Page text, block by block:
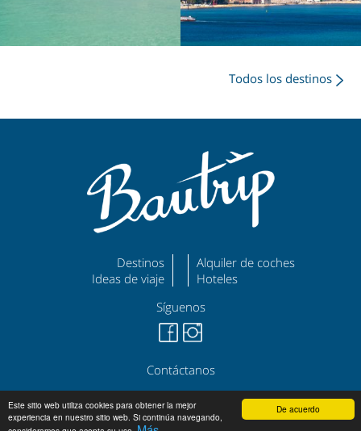
De acuerdo
Este sitio web utiliza cookies para obtener la mejor
experiencia en nuestro sitio web. Si continúa navegando,
Todos los destinos
Destinos
Ideas de viaje
Alquiler de coches
Hoteles
Síguenos
Contáctanos
©bautrip.com|Aviso Legal| Política de Privacidad